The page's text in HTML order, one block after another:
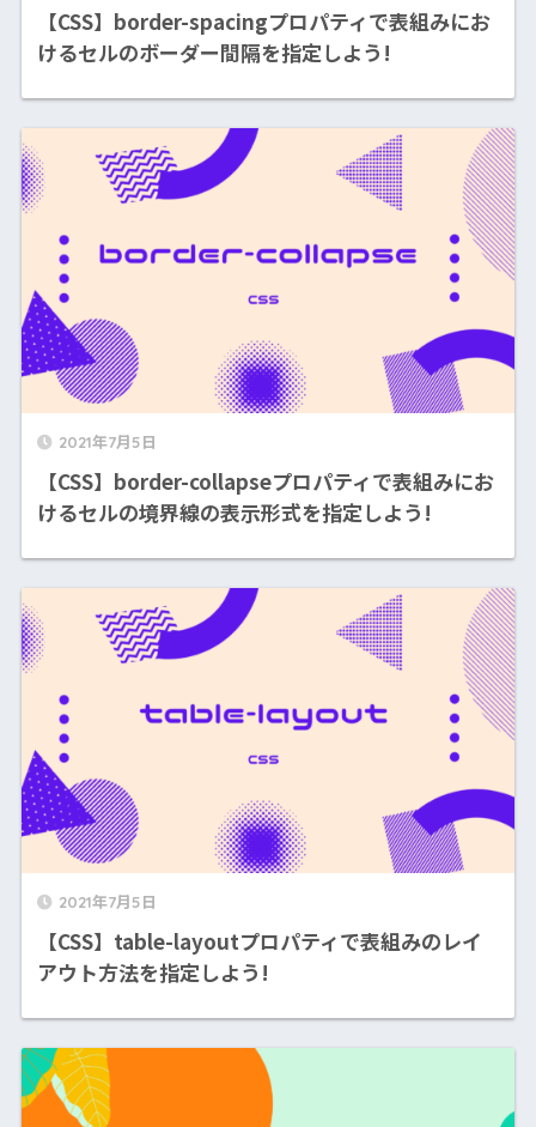
【CSS】border-spacingプロパティで表組みにお
けるセルのボーダー間隔を指定しよう!
2021年7月5日
【CSS】border-collapseプロパティで表組みにお
けるセルの境界線の表示形式を指定しよう!
2021年7月5日
【CSS】table-layoutプロパティで表組みのレイ
アウト方法を指定しよう!